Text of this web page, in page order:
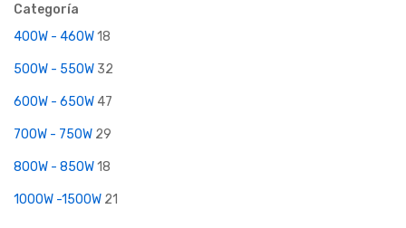
Categoría
400W - 460W18
500W - 550W 32
600W - 650W 47
700W - 750W 29
800W - 850W18
1000W -1500W 21